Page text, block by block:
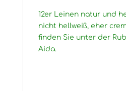
12er Leinen natur und
nicht hellweiß, eher
finden Sie unter der
Aida.